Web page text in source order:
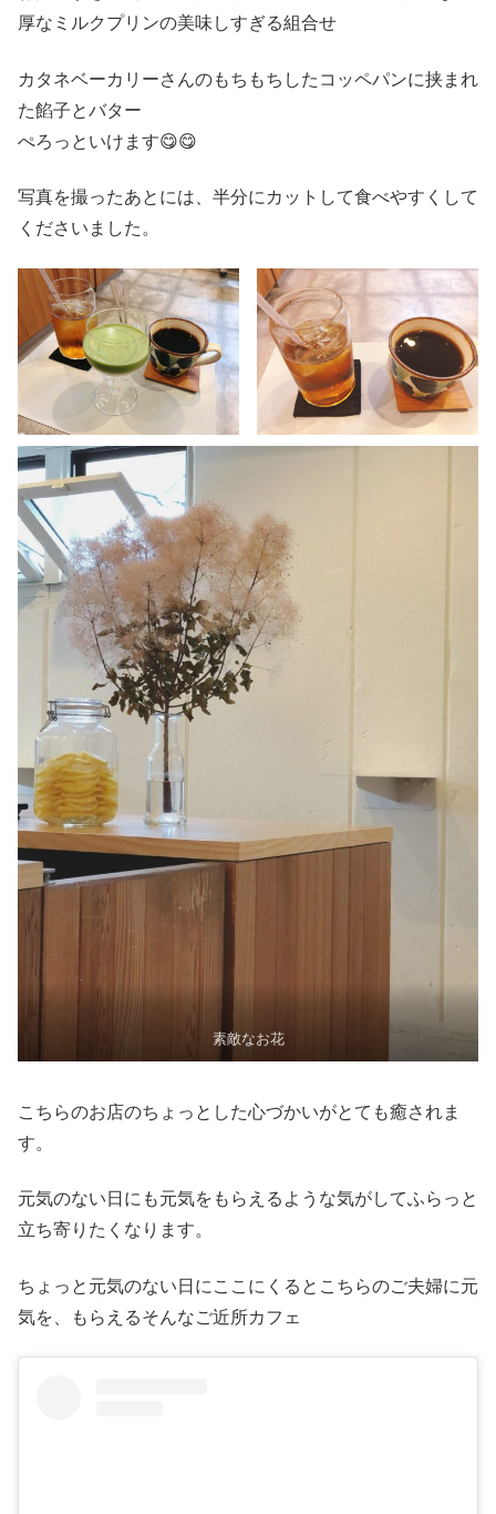
厚なミルクプリンの美味しすぎる組合せ
カタネベーカリーさんのもちもちしたコッペパンに挟まれ
た餡子とバター
ぺろっといけます😋😋
写真を撮ったあとには、半分にカットして食べやすくして
くださいました。
素敵なお花
こちらのお店のちょっとした心づかいがとても癒されま
す。
元気のない日にも元気をもらえるような気がしてふらっと
立ち寄りたくなります。
ちょっと元気のない日にここにくるとこちらのご夫婦に元
気を、もらえるそんなご近所カフェ